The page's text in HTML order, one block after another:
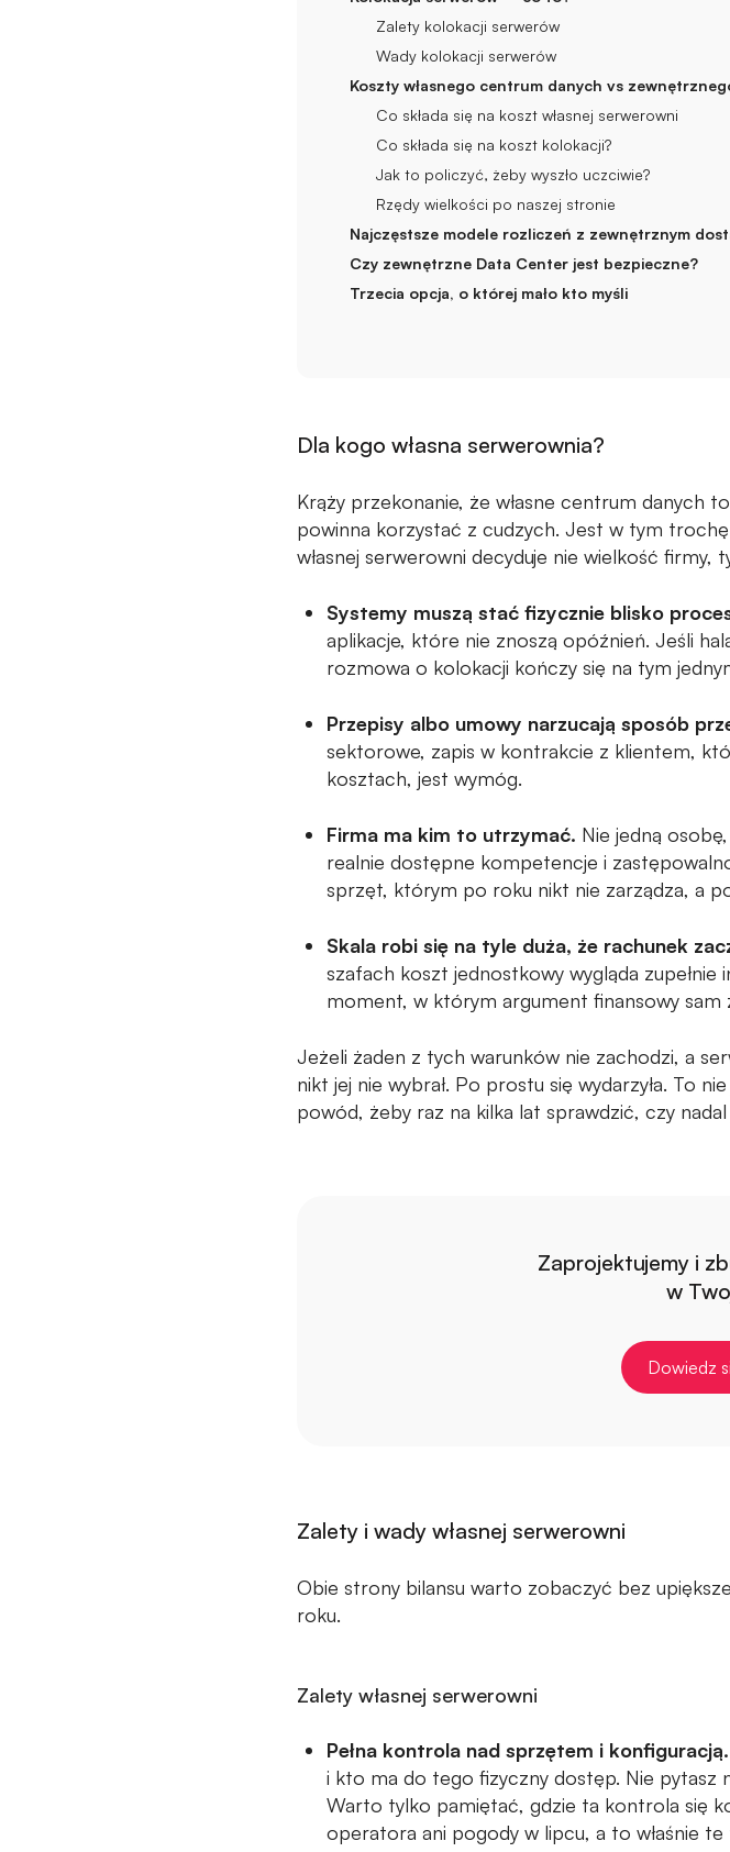
Zalety kolokacji serwerów
Wady kolokacji serwerów
Koszty własnego centrum danych vs
Co składa się na koszt własnej serwerowni
Co składa się na koszt kolokacji?
Jak to policzyć, żeby wyszło uczciwie?
Rzędy wielkości po naszej stronie
Najczęstsze modele rozliczeń z zewnętrznym
Czy zewnętrzne Data Center jest bezpieczne?
Trzecia opcja, o której mało kto myśli
Dla kogo własna serwerownia?
Krąży przekonanie, że własne centrum danych
powinna korzystać z cudzych. Jest w tym
własnej serwerowni decyduje nie wielkość
Systemy muszą stać fizycznie blisko
aplikacje, które nie znoszą opóźnień. Jeśli
rozmowa o kolokacji kończy się na tym
Przepisy albo umowy narzucają sposób
sektorowe, zapis w kontrakcie z klientem,
kosztach, jest wymóg.
Firma ma kim to utrzymać. Nie jedną
realnie dostępne kompetencje i
sprzęt, którym po roku nikt nie zarządza, a
Skala robi się na tyle duża, że rachunek
szafach koszt jednostkowy wygląda zupełnie
moment, w którym argument finansowy sam
Jeżeli żaden z tych warunków nie zachodzi, a
nikt jej nie wybrał. Po prostu się wydarzyła. To
powód, żeby raz na kilka lat sprawdzić, czy
Zaprojektujemy i
w
Dowiedz
Zalety i wady własnej serwerowni
Obie strony bilansu warto zobaczyć bez
roku.
Zalety własnej serwerowni
Pełna kontrola nad sprzętem i konfiguracją.
i kto ma do tego fizyczny dostęp. Nie pytasz
Warto tylko pamiętać, gdzie ta kontrola się
operatora ani pogody w lipcu, a to właśnie